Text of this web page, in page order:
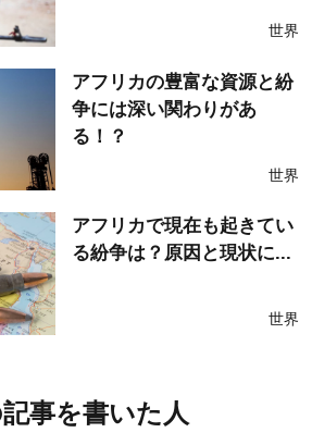
世界
アフリカの豊富な資源と紛
争には深い関わりがあ
る！？
世界
アフリカで現在も起きてい
る紛争は？原因と現状に...
世界
事を書いた人